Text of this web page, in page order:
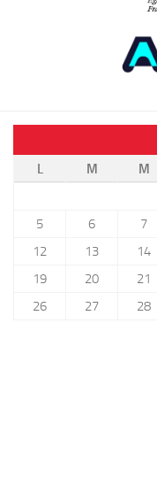
L
M M
5
6 7
12
13 14
19
20 21
26
27 28